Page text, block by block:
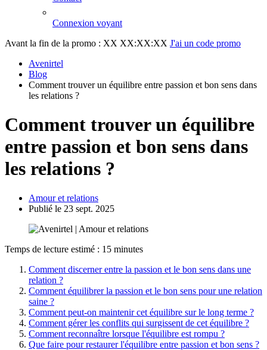
Connexion voyant
Avant la fin de la promo : XX XX:XX:XX J'ai un code promo
Avenirtel
Blog
Comment trouver un équilibre entre passion et bon sens dans
les relations ?
Comment trouver un équilibre
entre passion et bon sens dans
les relations ?
Amour et relations
Publié le 23 sept. 2025
Temps de lecture estimé : 15 minutes
Comment discerner entre la passion et le bon sens dans une
relation ?
Comment équilibrer la passion et le bon sens pour une relation
saine ?
Comment peut-on maintenir cet équilibre sur le long terme ?
Comment gérer les conflits qui surgissent de cet équilibre ?
Comment reconnaître lorsque l'équilibre est rompu ?
Que faire pour restaurer l'équilibre entre passion et bon sens ?